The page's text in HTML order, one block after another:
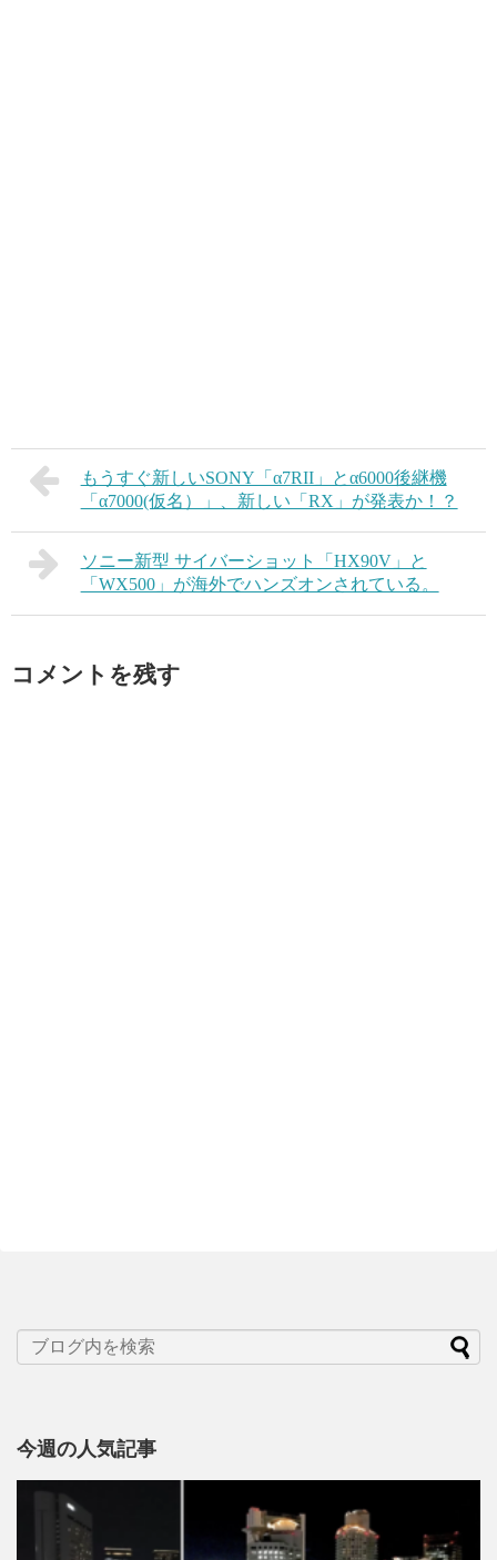
もうすぐ新しいSONY「α7RII」とα6000後継機
「α7000(仮名）」、新しい「RX」が発表か！？
ソニー新型 サイバーショット「HX90V」と
「WX500」が海外でハンズオンされている。
コメントを残す
今週の人気記事